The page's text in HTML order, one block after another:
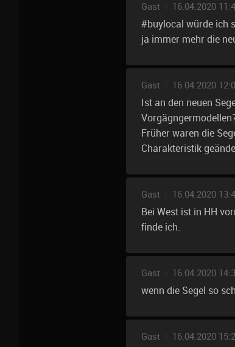
Gast 16.04.2020
#buylocal würde ich
ja immer mehr die
Gast 16.04.2020
Ist an den neuen
Früher waren die
Charakteristik
Gast 16.04.2020
Bei West ist in HH
finde ich.
Gast 16.04.2020
wenn die Segel so
Gast 16.04.2020